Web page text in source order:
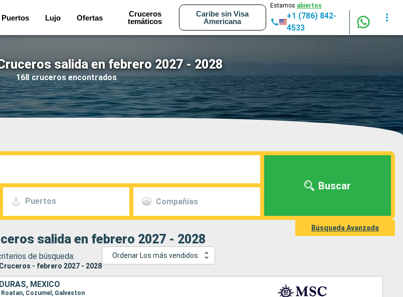
Puertos Lujo Ofertas
Cruceros
temáticos
Caribe sin Visa
Americana
Estamos abiertos
+1 (786) 842-
4533
salida en febrero 2027 - 2028
168 cruceros encontrados
Puertos Compañías
Buscar
Búsqueda Avanzada
salida en febrero 2027 - 2028
de búsqueda:
- febrero 2027 - 2028
Ordenar Los más vendidos
MÉXICO
Cozumel, Galveston